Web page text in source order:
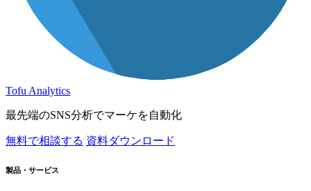
Tofu Analytics
最先端のSNS分析でマーケを自動化
無料で相談する 資料ダウンロード
製品・サービス